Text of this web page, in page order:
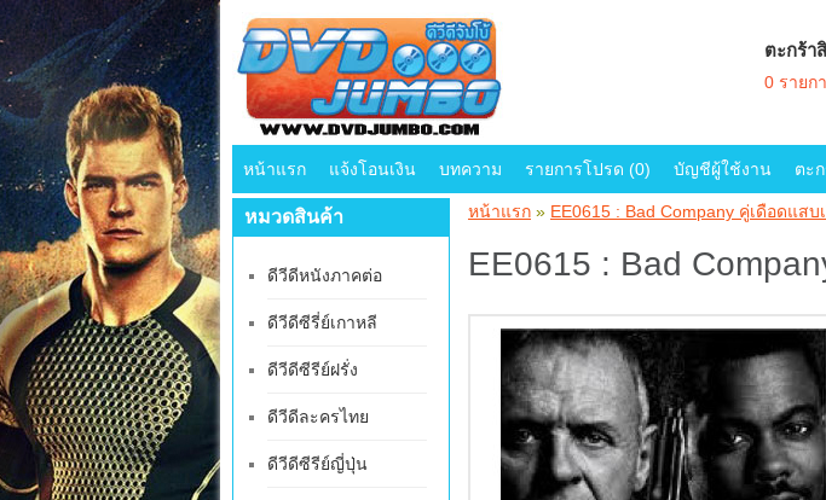
ตะกร้า
0 รายก
หน้าแรก แจ้งโอนเงิน บทความ รายการโปรด (0) บัญชีผู้ใช้งาน ตะ
หมวดสินค้า
ดีวีดีหนังภาคต่อ
ดีวีดีซีรี่ย์เกาหลี
ดีวีดีซีรีย์ฝรั่ง
ดีวีดีละครไทย
ดีวีดีซีรีย์ญี่ปุ่น
หน้าแรก » EE0615 : Bad Company คู่เดือดแส
EE0615 : Bad